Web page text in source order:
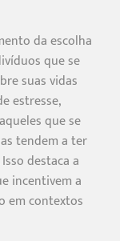
da escolha
que se
suas vidas
estresse,
que se
tendem a ter
destaca a
incentivem a
em contextos